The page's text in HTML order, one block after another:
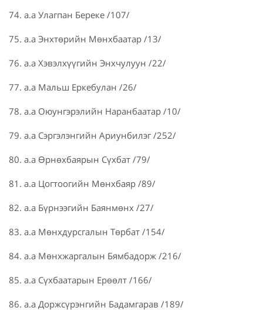
74. а.а Улагпан Береке /107/
75. а.а Энхтөрийн Мөнхбаатар /13/
76. а.а Хэвэлхүүгийн Энхчулуун /22/
77. а.а Мальш Еркебулан /26/
78. а.а Оюунгэрэлийн Наранбаатар /10/
79. а.а Сэргэлэнгийн Ариунбилэг /252/
80. а.а Өрнөхбаярын Сүхбат /79/
81. а.а Цогтоогийн Мөнхбаяр /89/
82. а.а Бүрнээгийн Баянмөнх /27/
83. а.а Мөнхдурсгалын Төрбат /154/
84. а.а Мөнхжаргалын Бямбадорж /216/
85. а.а Сүхбаатарын Ерөөлт /166/
86. а.а Доржсүрэнгийн Бадамгарав /189/